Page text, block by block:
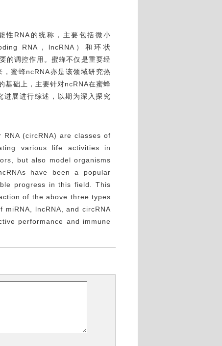
性RNA的统称，主要包括微小
RNA，lncRNA）和环状
的调控作用。蜜蜂不仅是重要经
蜜蜂ncRNA亦是该领域研究热
基础上，主要针对ncRNA在蜜蜂
展进行综述，以期为深入探究
RNA (circRNA) are classes of
various life activities in
but also model organisms
have been a popular
progress in this field. This
of the above three types
lncRNA, and circRNA
performance and immune